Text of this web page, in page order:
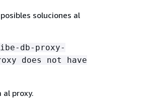
soluciones al
db-proxy-
does not have
proxy.